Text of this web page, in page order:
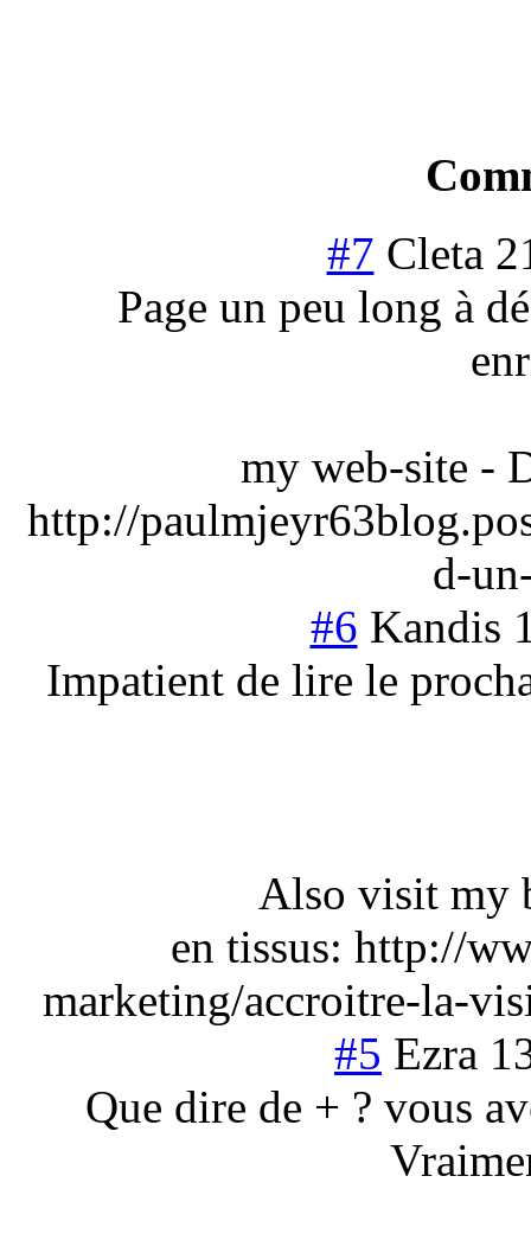
#7 Cleta
Page un peu long à
my web-site -
http://
d-
#6 Kandis
Impatient de lire le
Also visit my
en tissus: http://
marketing/accroitre-la-
#5 Ezra
Que dire de + ? vous